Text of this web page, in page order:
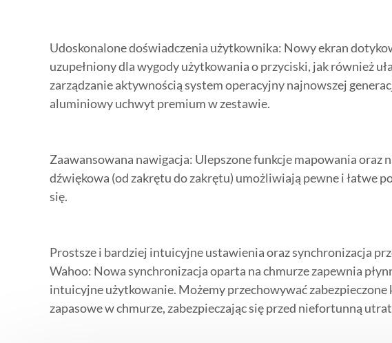
Udoskonalone doświadczenia użytkownika: Nowy ekran
uzupełniony dla wygody użytkowania o przyciski, jak również
zarządzanie aktywnością system operacyjny najnowszej
aluminiowy uchwyt premium w zestawie.
Zaawansowana nawigacja: Ulepszone funkcje mapowania oraz
dźwiękowa (od zakrętu do zakrętu) umożliwiają pewne i łatwe
się.
Prostsze i bardziej intuicyjne ustawienia oraz synchronizacja
Wahoo: Nowa synchronizacja oparta na chmurze zapewnia
intuicyjne użytkowanie. Możemy przechowywać zabezpieczone
zapasowe w chmurze, zabezpieczając się przed niefortunną